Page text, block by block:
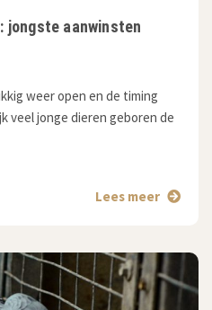
jongste aanwinsten
weer open en de timing
veel jonge dieren geboren de
Lees meer